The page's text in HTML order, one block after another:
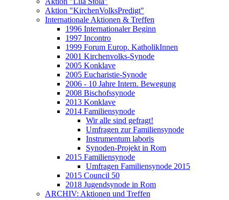
Aktion "KirchenVolksPredigt"
Internationale Aktionen & Treffen
1996 Internationaler Beginn
1997 Incontro
1999 Forum Europ. KatholikInnen
2001 Kirchenvolks-Synode
2005 Konklave
2005 Eucharistie-Synode
2006 - 10 Jahre Intern. Bewegung
2008 Bischofssynode
2013 Konklave
2014 Familiensynode
Wir alle sind gefragt!
Umfragen zur Familiensynode
Instrumentum laboris
Synoden-Projekt in Rom
2015 Familiensynode
Umfragen Familiensynode 2015
2015 Council 50
2018 Jugendsynode in Rom
ARCHIV: Aktionen und Treffen